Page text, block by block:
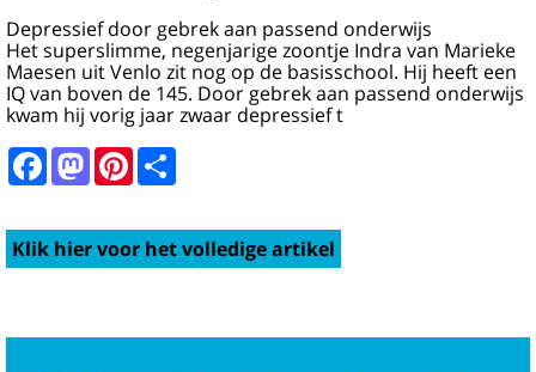
Depressief door gebrek aan passend onderwijs
Het superslimme, negenjarige zoontje Indra van Marieke
Maesen uit Venlo zit nog op de basisschool. Hij heeft een
IQ van boven de 145. Door gebrek aan passend onderwijs
kwam hij vorig jaar zwaar depressief t
FacebookMastodon
Pinterest
Klik hier voor het volledige artikel